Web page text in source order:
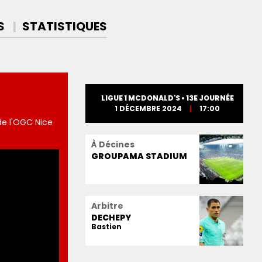
STATISTIQUES
l'OGC Nice
LIGUE 1 MCDONALD'S • 13E JOURNÉE
1 DÉCEMBRE 2024
17:00
À Décines
GROUPAMA STADIUM
Arbitre
DECHEPY
Bastien